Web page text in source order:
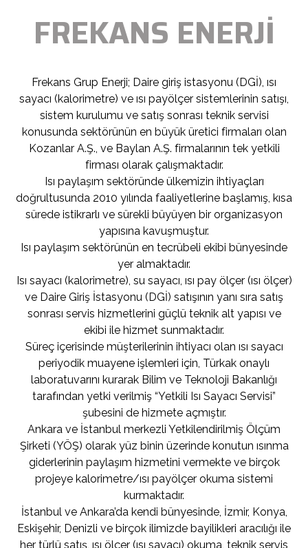
FREKANS ENERJİ
Frekans Grup Enerji; Daire giriş istasyonu (DGİ), ısı
sayacı (kalorimetre) ve ısı payölçer sistemlerinin satışı,
sistem kurulumu ve satış sonrası teknik servisi
konusunda sektörünün en büyük üretici firmaları olan
Kozanlar A.Ş., ve Baylan A.Ş. firmalarının tek yetkili
firması olarak çalışmaktadır.
Isı paylaşım sektöründe ülkemizin ihtiyaçları
doğrultusunda 2010 yılında faaliyetlerine başlamış, kısa
sürede istikrarlı ve sürekli büyüyen bir organizasyon
yapısına kavuşmuştur.
Isı paylaşım sektörünün en tecrübeli ekibi bünyesinde
yer almaktadır.
Isı sayacı (kalorimetre), su sayacı, ısı pay ölçer (ısı ölçer)
ve Daire Giriş İstasyonu (DGİ) satışının yanı sıra satış
sonrası servis hizmetlerini güçlü teknik alt yapısı ve
ekibi ile hizmet sunmaktadır.
Süreç içerisinde müşterilerinin ihtiyacı olan ısı sayacı
periyodik muayene işlemleri için, Türkak onaylı
laboratuvarını kurarak Bilim ve Teknoloji Bakanlığı
tarafından yetki verilmiş “Yetkili Isı Sayacı Servisi”
şubesini de hizmete açmıştır.
Ankara ve İstanbul merkezli Yetkilendirilmiş Ölçüm
Şirketi (YÖŞ) olarak yüz binin üzerinde konutun ısınma
giderlerinin paylaşım hizmetini vermekte ve birçok
projeye kalorimetre/ısı payölçer okuma sistemi
kurmaktadır.
İstanbul ve Ankara’da kendi bünyesinde, İzmir, Konya,
Eskişehir, Denizli ve birçok ilimizde bayilikleri aracılığı ile
her türlü satış, ısı ölçer (ısı sayacı) okuma, teknik servis